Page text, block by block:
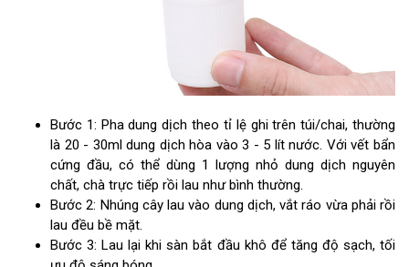
Bước 1: Pha dung dịch theo tỉ lệ ghi trên túi/chai, thường
là 20 - 30ml dung dịch hòa vào 3 - 5 lít nước. Với vết bẩn
cứng đầu, có thể dùng 1 lượng nhỏ dung dịch nguyên
chất, chà trực tiếp rồi lau như bình thường.
Bước 2: Nhúng cây lau vào dung dịch, vắt ráo vừa phải rồi
lau đều bề mặt.
Bước 3: Lau lại khi sàn bắt đầu khô để tăng độ sạch, tối